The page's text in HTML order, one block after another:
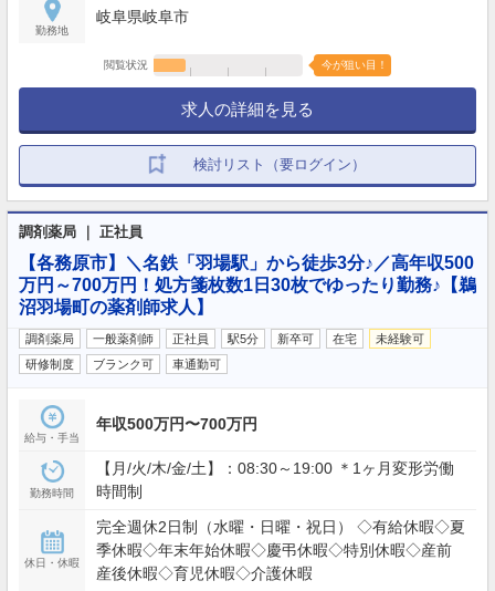
◇その他
勤務地
岐阜県岐阜市
閲覧状況 今が狙い目！
求人の詳細を見る
検討リスト（要ログイン）
調剤薬局 ｜ 正社員
【各務原市】＼名鉄「羽場駅」から徒歩3分♪／高年収500
万円～700万円！処方箋枚数1日30枚でゆったり勤務♪【鵜
沼羽場町の薬剤師求人】
調剤薬局 一般薬剤師 正社員 駅5分 新卒可 在宅
未経験可
研修制度
ブランク可 車通勤可
給与・手当
年収500万円〜700万円
勤務時間
【月/火/木/金/土】：08:30～19:00 ＊1ヶ月変形労働
時間制
休日・休暇
完全週休2日制（水曜・日曜・祝日） ◇有給休暇◇夏
季休暇◇年末年始休暇◇慶弔休暇◇特別休暇◇産前
産後休暇◇育児休暇◇介護休暇